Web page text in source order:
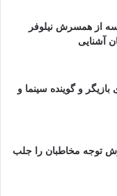
از همسرش نیلوفر
آشنایی
و گوینده سینما و
توجه مخاطبان را جلب